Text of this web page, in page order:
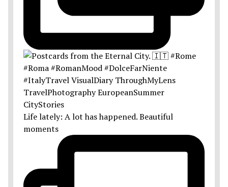
Life lately: A lot has happened. Beautiful
moments